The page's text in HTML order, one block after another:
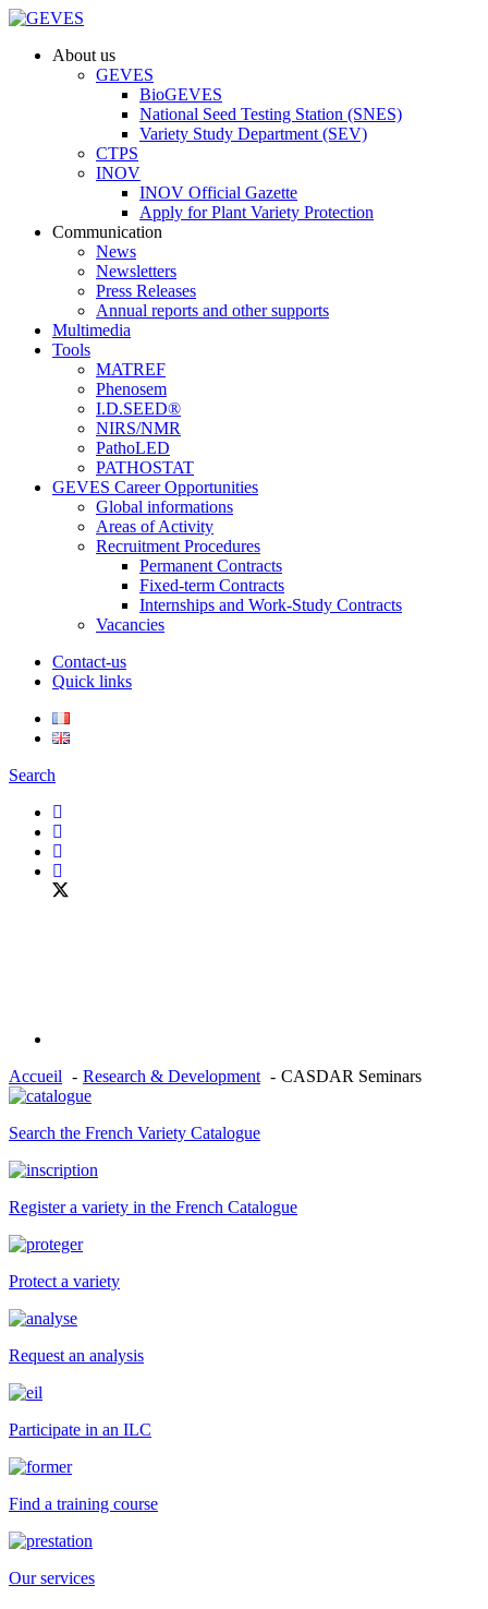
About us
GEVES
BioGEVES
National Seed Testing Station (SNES)
Variety Study Department (SEV)
CTPS
INOV
INOV Official Gazette
Apply for Plant Variety Protection
Communication
News
Newsletters
Press Releases
Annual reports and other supports
Multimedia
Tools
MATREF
Phenosem
I.D.SEED®
NIRS/NMR
PathoLED
PATHOSTAT
GEVES Career Opportunities
Global informations
Areas of Activity
Recruitment Procedures
Permanent Contracts
Fixed-term Contracts
Internships and Work-Study Contracts
Vacancies
Contact-us
Quick links
Search
Accueil Research & Development CASDAR Seminars
Search the French Variety Catalogue
Register a variety in the French Catalogue
Protect a variety
Request an analysis
Participate in an ILC
Find a training course
Our services